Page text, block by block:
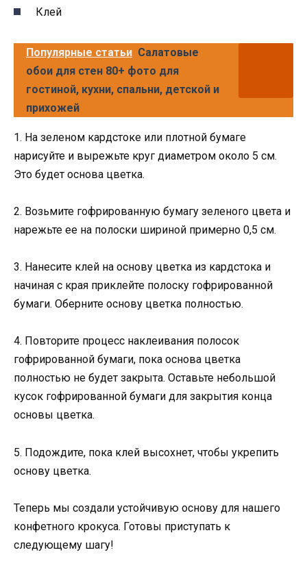
Клей
Популярные статьи Салатовые
обои для стен 80+ фото для
гостиной, кухни, спальни, детской и
прихожей
1. На зеленом кардстоке или плотной бумаге
нарисуйте и вырежьте круг диаметром около 5 см.
Это будет основа цветка.
2. Возьмите гофрированную бумагу зеленого цвета и
нарежьте ее на полоски шириной примерно 0,5 см.
3. Нанесите клей на основу цветка из кардстока и
начиная с края приклейте полоску гофрированной
бумаги. Оберните основу цветка полностью.
4. Повторите процесс наклеивания полосок
гофрированной бумаги, пока основа цветка
полностью не будет закрыта. Оставьте небольшой
кусок гофрированной бумаги для закрытия конца
основы цветка.
5. Подождите, пока клей высохнет, чтобы укрепить
основу цветка.
Теперь мы создали устойчивую основу для нашего
конфетного крокуса. Готовы приступать к
следующему шагу!